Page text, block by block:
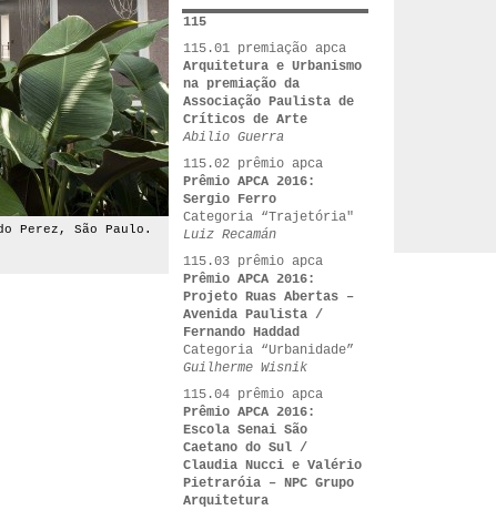
Perez, São Paulo.
115
115.01 premiação apca
Arquitetura e Urbanismo
na premiação da
Associação Paulista de
Críticos de Arte
Abilio Guerra
115.02 prêmio apca
Prêmio APCA 2016:
Sergio Ferro
Categoria “Trajetória"
Luiz Recamán
115.03 prêmio apca
Prêmio APCA 2016:
Projeto Ruas Abertas –
Avenida Paulista /
Fernando Haddad
Categoria “Urbanidade”
Guilherme Wisnik
115.04 prêmio apca
Prêmio APCA 2016:
Escola Senai São
Caetano do Sul /
Claudia Nucci e Valério
Pietraróia – NPC Grupo
Arquitetura